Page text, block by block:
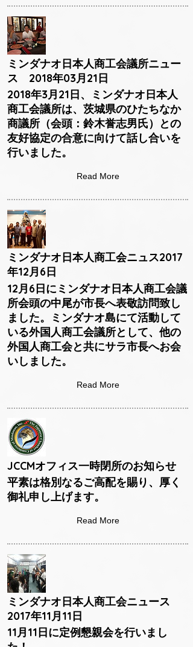
ミンダナオ日本人商工会議所ニュー
ス 2018年03月21日
2018年3月21日、ミンダナオ日本人
商工会議所は、茨城県のひたちなか
商議所（会頭：鈴木誉志男氏）との
友好協定の合意に向けて話し合いを
行いました。
Read More
ミンダナオ日本人商工会ニュス2017
年12月6日
12月6日にミンダナオ日本人商工会議
所会頭の中尾が市長へ表敬訪問致し
ました。ミンダナオ島にて活動して
いる外国人商工会議所として、他の
外国人商工会と共にサラ市長へお会
いしました。
Read More
JCCMオフィス一時閉所のお知らせ
平素は格別なるご高配を賜り、厚く
御礼申し上げます。
Read More
ミンダナオ日本人商工会ニュース
2017年11月11日
11月11日に定例懇親会を行いまし